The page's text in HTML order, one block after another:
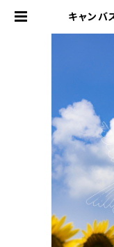
キャンバ